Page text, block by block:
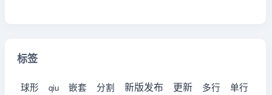
标签
球形 qiu 嵌套 分割 新版发布 更新 多行
单行